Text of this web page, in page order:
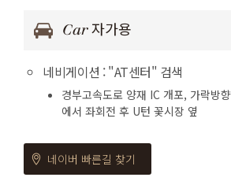
Car 자가용
네비게이션 : "AT센터" 검색
경부고속도로 양재 IC 개포, 가락방
에서 좌회전 후 U턴 꽃시장 옆
네이버 빠른길 찾기